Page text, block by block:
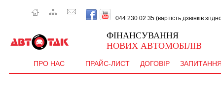
044 230 02 35 (вартість дзвінків
ФІНАНСУВАННЯ
НОВИХ АВТОМОБІЛІВ
ПРО НАС ПРАЙС-ЛИСТ ДОГОВІР